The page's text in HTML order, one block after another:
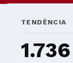
TENDÊNCIA
1.736